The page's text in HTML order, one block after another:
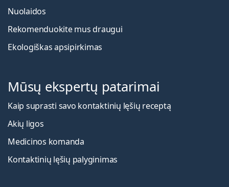
Nuolaidos
Rekomenduokite mus draugui
Ekologiškas apsipirkimas
Mūsų ekspertų patarimai
Kaip suprasti savo kontaktinių lęšių receptą
Akių ligos
Medicinos komanda
Kontaktinių lęšių palyginimas